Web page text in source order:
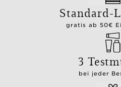
Standard-
gratis ab 50€
3
bei jeder